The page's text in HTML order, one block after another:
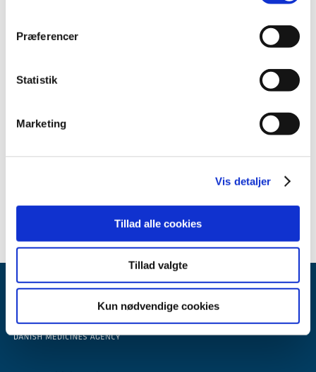
Præferencer
Statistik
Marketing
Vis detaljer
Tillad alle cookies
Tillad valgte
Kun nødvendige cookies
2008 (8)
oktober (2)
juli (1)
2007 (3)